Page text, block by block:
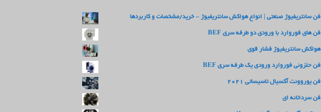
فن سانتریفیوژ صنعتی | انواع هواکش سانتریفیوژ – خرید/مشخصات و کاربردها
فن های فوروارد با ورودی دو طرفه سری BEF
هواکش سانتریفیوژ فشار قوی
فن حلزونی فوروارد ورودی یک طرفه سری BEF
فن یوروونت آکسیال تاسیساتی 2021
فن سردخانه ای